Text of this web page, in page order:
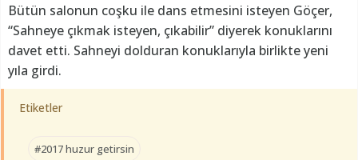
Bütün salonun coşku ile dans etmesini isteyen Göçer,
“Sahneye çıkmak isteyen, çıkabilir” diyerek konuklarını
davet etti. Sahneyi dolduran konuklarıyla birlikte yeni
yıla girdi.
Etiketler
#2017 huzur getirsin